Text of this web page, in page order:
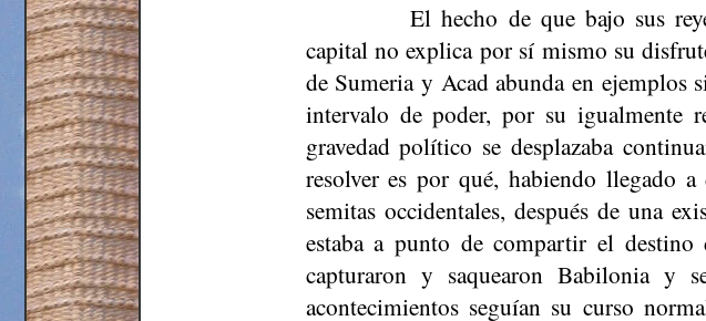
El hecho de que bajo sus
capital no explica por sí mismo su
de Sumeria y Acad abunda en ejemplos
intervalo de poder, por su igualmente
gravedad político se desplazaba
resolver es por qué, habiendo llegado
semitas occidentales, después de una
estaba a punto de compartir el destino
capturaron y saquearon Babilonia y
acontecimientos seguían su curso